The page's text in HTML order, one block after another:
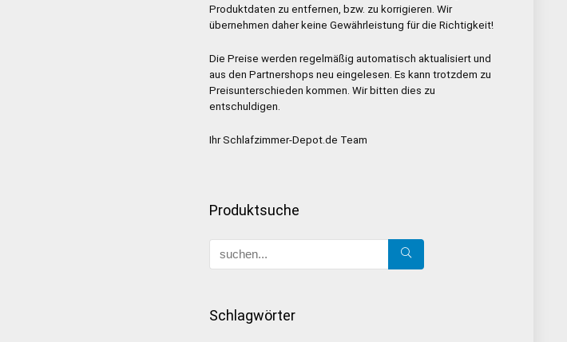
Produktdaten zu entfernen, bzw. zu korrigieren. Wir
übernehmen daher keine Gewährleistung für die Richtigkeit!
Die Preise werden regelmäßig automatisch aktualisiert und
aus den Partnershops neu eingelesen. Es kann trotzdem zu
Preisunterschieden kommen. Wir bitten dies zu
entschuldigen.
Ihr Schlafzimmer-Depot.de Team
Produktsuche
Schlagwörter